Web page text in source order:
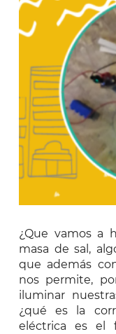
¿Que vamos a
masa de sal,
que además
nos permite,
iluminar
¿qué es la
eléctrica es el